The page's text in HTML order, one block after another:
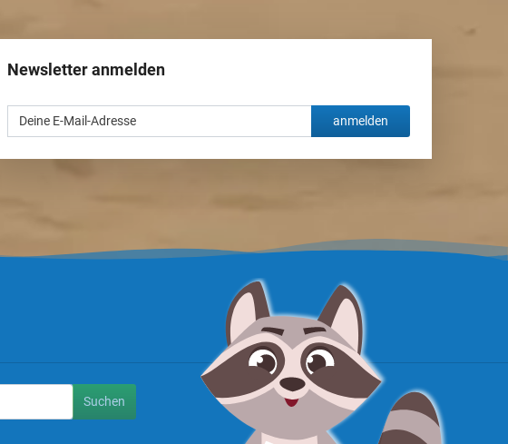
Newsletter anmelden
anmelden
Suchen